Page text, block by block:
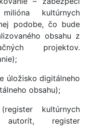
kultúrnych
podobe, čo bude
obsahu z
projektov.
úložisko digitálneho
obsahu);
kultúrnych
register